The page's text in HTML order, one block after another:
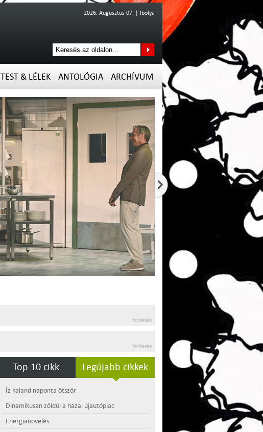
2026. Augusztus 07. | Ibolya
TEST & LÉLEK ANTOLÓGIA ARCHÍVUM
hirdetés
hirdetés
Top 10 cikk Legújabb cikkek
Íz kaland naponta ötször
Dinamikusan zöldül a hazai újautópiac
Energianövelés